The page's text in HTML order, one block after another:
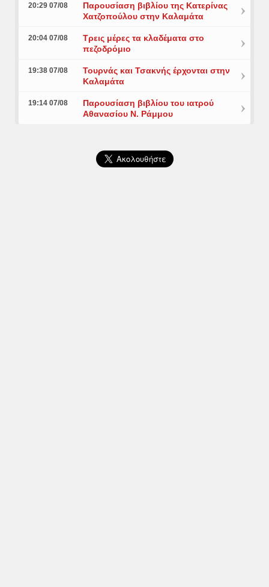
20:29 07/08
Παρουσίαση βιβλίου της Κατερίνας
Χατζοπούλου στην Καλαμάτα
20:04 07/08
Τρεις μέρες τα κλαδέματα στο
πεζοδρόμιο
19:38 07/08
Τουρνάς και Τσακνής έρχονται στην
Καλαμάτα
19:14 07/08
Παρουσίαση βιβλίου του ιατρού
Αθανασίου Ν. Ράμμου